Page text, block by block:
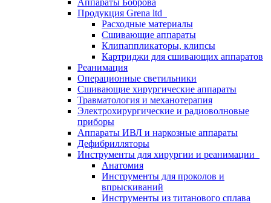
Аппараты Боброва
Продукция Grena ltd
Расходные материалы
Сшивающие аппараты
Клипаппликаторы, клипсы
Картриджи для сшивающих аппаратов
Реанимация
Операционные светильники
Сшивающие хирургические аппараты
Травматология и механотерапия
Электрохирургические и радиоволновые
приборы
Аппараты ИВЛ и наркозные аппараты
Дефибрилляторы
Инструменты для хирургии и реанимации
Анатомия
Инструменты для проколов и
впрыскиваний
Инструменты из титанового сплава